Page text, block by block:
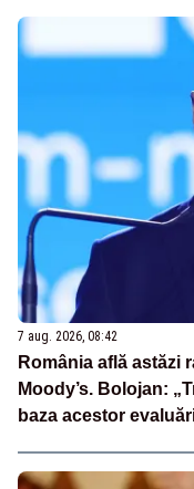
7 aug. 2026, 08:42
România află astăzi
Moody’s. Bolojan:
baza acestor